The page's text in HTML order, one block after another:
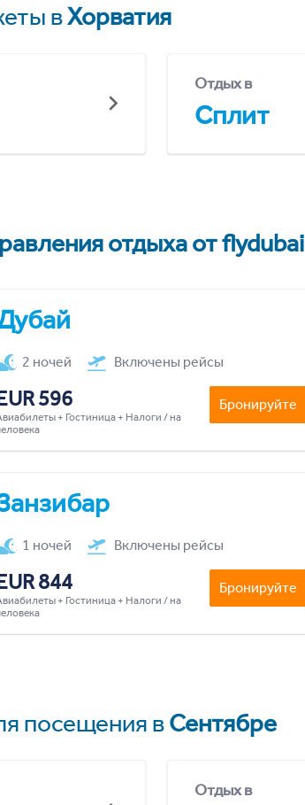
вХорватия
Отдых в
Сплит
отдыха от flydubai
2 ночей Включены рейсы
596
+ Гостиница + Налоги / на
Бронируйте
1 ночей Включены рейсы
844
+ Гостиница + Налоги / на
Бронируйте
посещения вСентябре
Отдых в